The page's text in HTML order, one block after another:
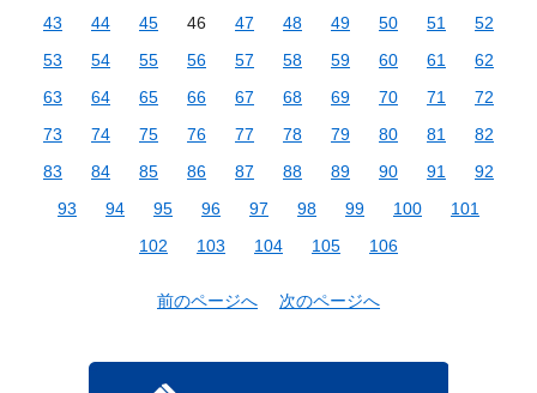
43
44 45 46 47 48 49 50 51
52
53
54 55 56 57 58 59 60 61
62
63
64 65 66 67 68 69 70 71
72
73
74 75 76 77 78 79 80 81
82
83
84 85 86 87 88 89 90 91
92
93
94 95 96 97 98 99 100
101
102
103 104 105 106
前のページへ 次のページへ